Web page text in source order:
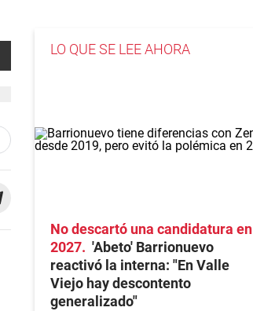
LO QUE SE LEE AHORA
No descartó una candidatura en
2027
'Abeto' Barrionuevo
reactivó la interna: "En Valle
Viejo hay descontento
generalizado"